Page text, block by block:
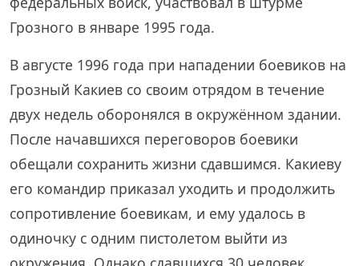
Грозного в январе 1995 года.
В августе 1996 года при нападении боевиков на
Грозный Какиев со своим отрядом в течение
двух недель оборонялся в окружённом здании.
После начавшихся переговоров боевики
обещали сохранить жизни сдавшимся. Какиеву
его командир приказал уходить и продолжить
сопротивление боевикам, и ему удалось в
одиночку с одним пистолетом выйти из